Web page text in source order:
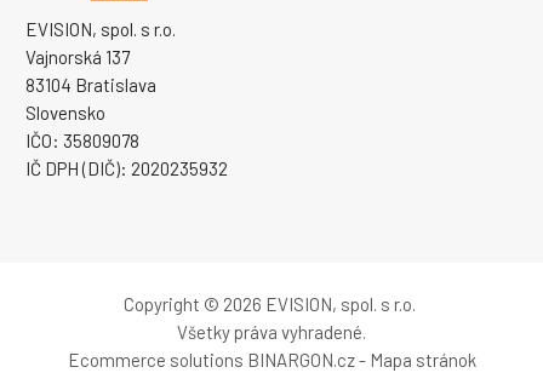
EVISION, spol. s r.o.
Vajnorská 137
83104 Bratislava
Slovensko
IČO: 35809078
IČ DPH (DIČ): 2020235932
Copyright © 2026 EVISION, spol. s r.o.
Všetky práva vyhradené.
Ecommerce solutions BINARGON.cz- Mapa stránok